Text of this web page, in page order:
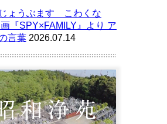
じょうぶます こわくな
『SPY×FAMILY』より ア
言葉 2026.07.14